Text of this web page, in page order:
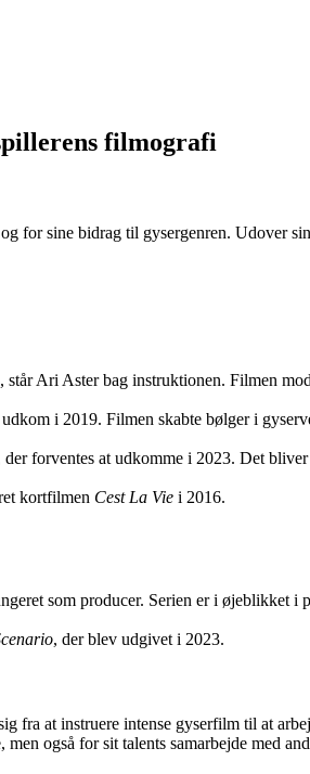
filmografi
for sine bidrag til gysergenren. Udover
står Ari Aster bag instruktionen. Filmen
i 2019. Filmen skabte bølger i
der forventes at udkomme i 2023. Det
kortfilmen Cest La Vie i 2016.
som producer. Serien er i øjeblikket i
, der blev udgivet i 2023.
fra at instruere intense gyserfilm til at
også for sit talents samarbejde med